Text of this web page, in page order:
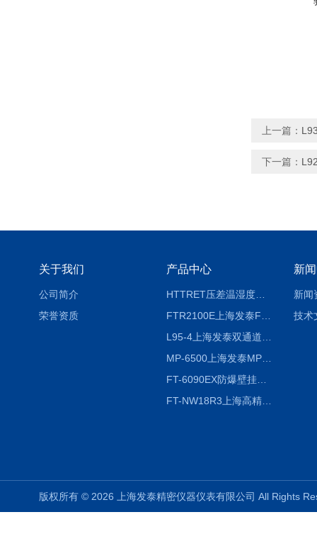
上一篇：
下一篇：
关于我们
公司简介
荣誉资质
产品中心
HTTRET压差温湿度显示屏
MP-6500上海发泰MP-6500 压力记录器
FT-6090EX防爆壁挂式沼气分析检测仪
FT-NW18R3上海高精度温度记录仪
新
新闻
技术
版权所有 © 2026 上海发泰精密仪器仪表有限公司 All